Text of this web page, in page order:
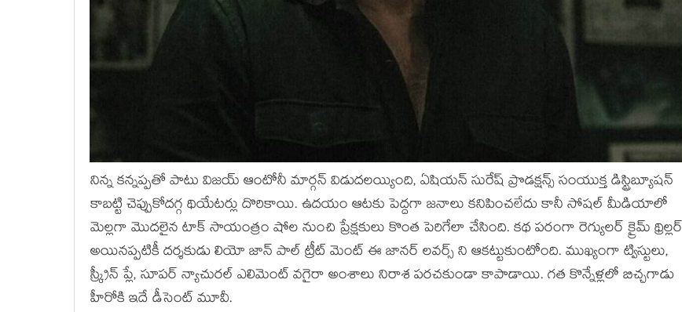
నిన్న కన్నప్పతో పాటు విజయ్ ఆంటోనీ మార్గన్ విడుదలయ్యింది, ఏషియన్ సురేష్ ప్రొడక్షన్స్ సంయుక్త డిస్ట్రిబ్యూషన్
కాబట్టి చెప్పుకోదగ్గ థియేటర్లు దొరికాయి. ఉదయం ఆటకు పెద్దగా జనాలు కనిపించలేదు కానీ సోషల్ మీడియాలో
మెల్లగా మొదలైన టాక్ సాయంత్రం షోల నుంచి ప్రేక్షకులు కొంత పెరిగేలా చేసింది. కథ పరంగా రెగ్యులర్ క్రైమ్ థ్రిల్లర్
అయినప్పటికీ దర్శకుడు లియో జాన్ పాల్ ట్రీట్ మెంట్ ఈ జానర్ లవర్స్ ని ఆకట్టుకుంటోంది. ముఖ్యంగా ట్విస్టులు,
స్క్రీన్ ప్లే, సూపర్ న్యాచురల్ ఎలిమెంట్ వగైరా అంశాలు నిరాశ పరచకుండా కాపాడాయి. గత కొన్నేళ్లలో బిచ్చగాడు
హీరోకి ఇదే డీసెంట్ మూవీ.